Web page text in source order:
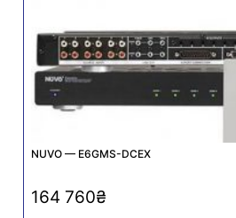
NUVO — E6GMS-DCEX
164 760₴